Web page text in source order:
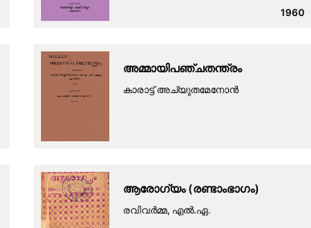
1960
അമ്മായിപഞ്ചതന്ത്രം
കാരാട്ട് അച്യുതമേനോന്‍
ആരോഗ്യം (രണ്ടാംഭാഗം)
രവിവർമ്മ, എൽ.ഏ.